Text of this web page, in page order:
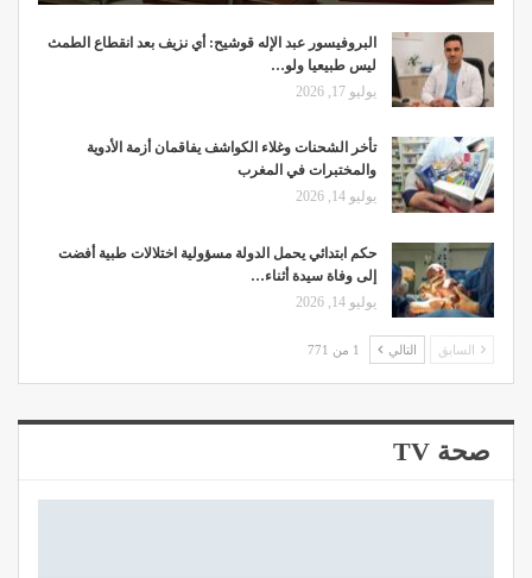
البروفيسور عبد الإله قوشيح: أي نزيف بعد انقطاع الطمث
ليس طبيعيا ولو…
يوليو 17, 2026
تأخر الشحنات وغلاء الكواشف يفاقمان أزمة الأدوية
والمختبرات في المغرب
يوليو 14, 2026
حكم ابتدائي يحمل الدولة مسؤولية اختلالات طبية أفضت
إلى وفاة سيدة أثناء…
يوليو 14, 2026
السابق التالي 1 من 771
صحة TV